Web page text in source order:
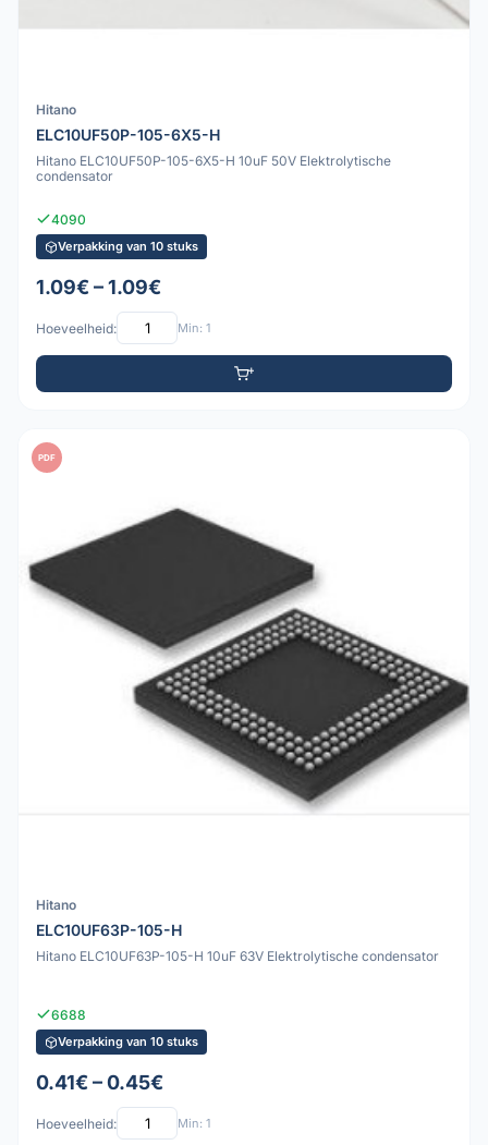
Hitano
ELC10UF50P-105-6X5-H
Hitano ELC10UF50P-105-6X5-H 10uF 50V Elektrolytische
condensator
4090
Verpakking van 10 stuks
1.09€ – 1.09€
Hoeveelheid: Min: 1
PDF
Hitano
ELC10UF63P-105-H
Hitano ELC10UF63P-105-H 10uF 63V Elektrolytische condensator
6688
Verpakking van 10 stuks
0.41€ – 0.45€
Hoeveelheid: Min: 1